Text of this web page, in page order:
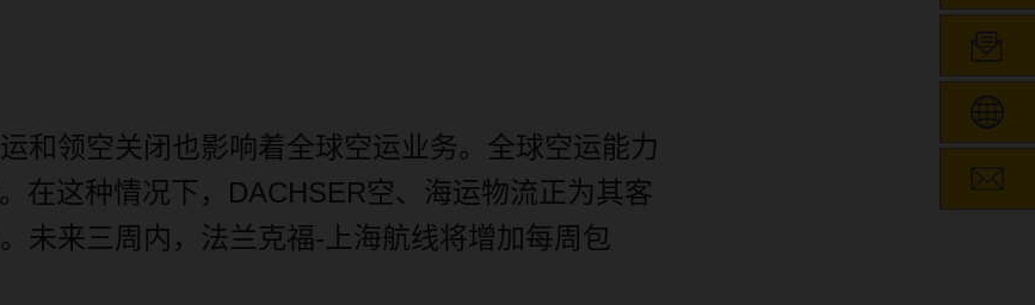
和领空关闭也影响着全球空运业务。全球空运能力
在这种情况下， DACHSER空、海运物流正为其客
未来三周内，法兰克福- 上海航线将增加每周包